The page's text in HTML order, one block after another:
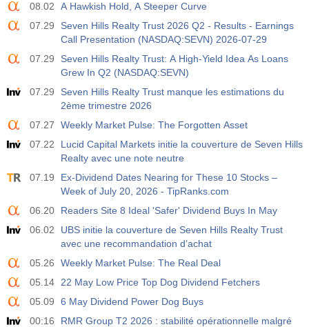
08.02
A Hawkish Hold, A Steeper Curve
07.29
Seven Hills Realty Trust 2026 Q2 - Results - Earnings
Call Presentation (NASDAQ:SEVN) 2026-07-29
07.29
Seven Hills Realty Trust: A High-Yield Idea As Loans
Grew In Q2 (NASDAQ:SEVN)
07.29
Seven Hills Realty Trust manque les estimations du
2ème trimestre 2026
07.27
Weekly Market Pulse: The Forgotten Asset
07.22
Lucid Capital Markets initie la couverture de Seven Hills
Realty avec une note neutre
07.19
Ex-Dividend Dates Nearing for These 10 Stocks –
Week of July 20, 2026 - TipRanks.com
06.20
Readers Site 8 Ideal 'Safer' Dividend Buys In May
06.02
UBS initie la couverture de Seven Hills Realty Trust
avec une recommandation d’achat
05.26
Weekly Market Pulse: The Real Deal
05.14
22 May Low Price Top Dog Dividend Fetchers
05.09
6 May Dividend Power Dog Buys
00:16
RMR Group T2 2026 : stabilité opérationnelle malgré